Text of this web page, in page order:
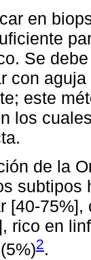
en
Se
con
este
los
de la
[40-
rico en
2.